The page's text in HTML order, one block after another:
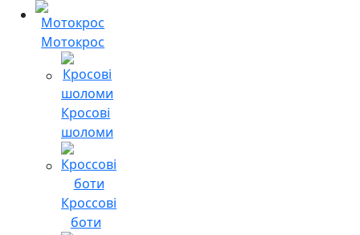
Мотокрос
Кросові
шоломи
Кроссові
боти